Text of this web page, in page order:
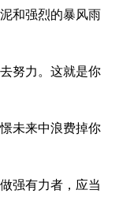
和强烈的暴风雨
努力。这就是你
未来中浪费掉你
强有力者，应当